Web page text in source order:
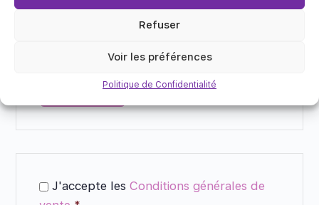
Refuser
Voir les préférences
Politique de Confidentialité
J'accepte les Conditions générales de